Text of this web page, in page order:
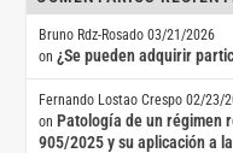
Bruno Rdz-Rosado 03/21/2026
on¿Se pueden adquirir
Fernando Lostao Crespo 02/23/
on Patología de un régimen
905/2025 y su aplicación a